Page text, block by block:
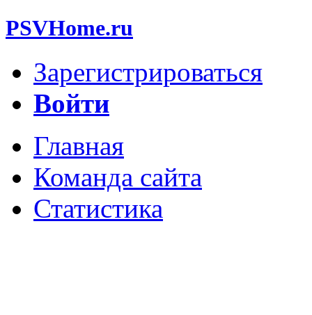
PSVHome.ru
Зарегистрироваться
Войти
Главная
Команда сайта
Статистика